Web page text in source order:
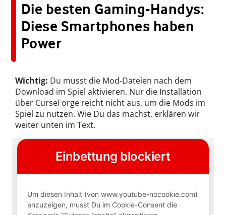
Die besten Gaming-Handys:
Diese Smartphones haben
Power
Wichtig: Du musst die Mod-Dateien nach dem
Download im Spiel aktivieren. Nur die Installation
über CurseForge reicht nicht aus, um die Mods im
Spiel zu nutzen. Wie Du das machst, erklären wir
weiter unten im Text.